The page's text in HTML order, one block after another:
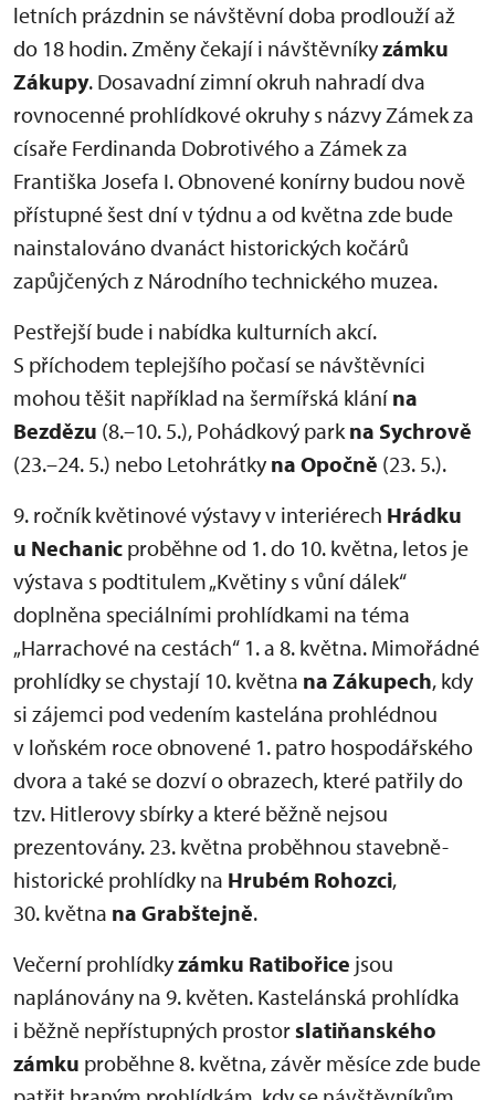
letních prázdnin se návštěvní doba prodlouží až
do 18 hodin. Změny čekají i návštěvníkyzámku
Zákupy. Dosavadní zimní okruh nahradí dva
rovnocenné prohlídkové okruhy s názvy Zámek za
císaře Ferdinanda Dobrotivého a Zámek za
Františka Josefa I. Obnovené konírny budou nově
přístupné šest dní v týdnu a od května zde bude
nainstalováno dvanáct historických kočárů
zapůjčených z Národního technického muzea.
Pestřejší bude i nabídka kulturních akcí.
S příchodem teplejšího počasí se návštěvníci
mohou těšit například na šermířská klání na
Bezdězu (8.–10. 5.), Pohádkový parkna Sychrově
(23.–24. 5.) nebo Letohrátky na Opočně (23. 5.).
9. ročník květinové výstavy v interiérech Hrádku
u Nechanic proběhne od 1. do 10. května, letos je
výstava s podtitulem „Květiny s vůní dálek“
doplněna speciálními prohlídkami na téma
„Harrachové na cestách“ 1. a 8. května. Mimořádné
prohlídky se chystají 10. května na Zákupech, kdy
si zájemci pod vedením kastelána prohlédnou
v loňském roce obnovené 1. patro hospodářského
dvora a také se dozví o obrazech, které patřily do
tzv. Hitlerovy sbírky a které běžně nejsou
prezentovány. 23. května proběhnou stavebně-
historické prohlídky na Hrubém Rohozci,
30. května na Grabštejně.
Večerní prohlídkyzámku Ratibořice jsou
naplánovány na 9. květen. Kastelánská prohlídka
i běžně nepřístupných prostorslatiňanského
zámku proběhne 8. května, závěr měsíce zde bude